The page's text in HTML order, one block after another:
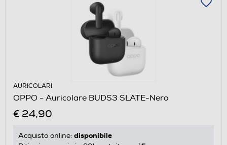
AURICOLARI
OPPO - Auricolare BUDS3 SLATE-Nero
€ 24,90
Acquisto online: disponibile